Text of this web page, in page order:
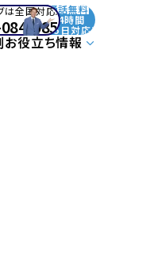
は全国対応!
085
通話無料
24時間
365日対応!
お役立ち情報